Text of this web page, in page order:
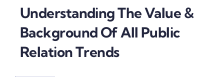
Understanding The Value &
Background Of All Public
Relation Trends